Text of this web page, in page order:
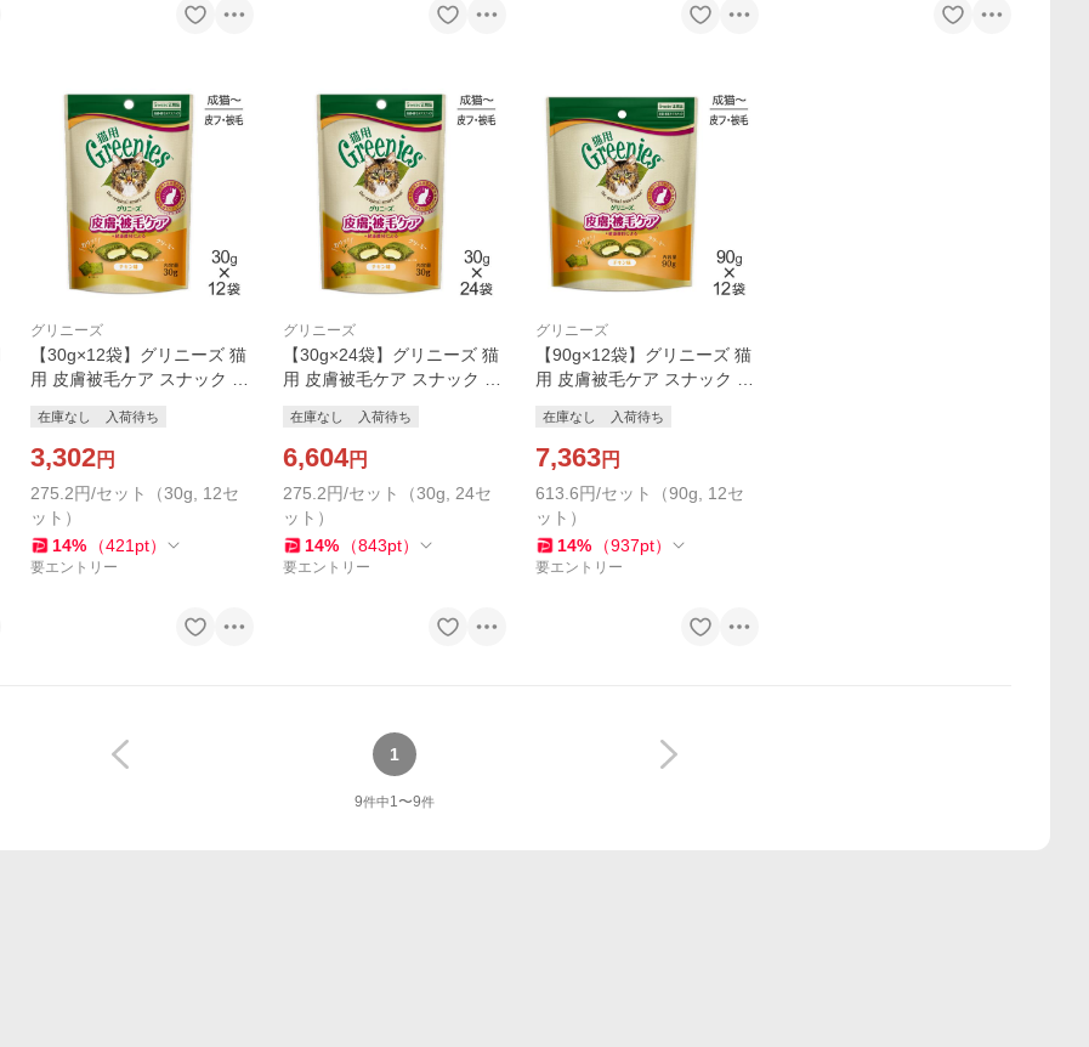
グリニーズ
【30g×12袋】グリニーズ 猫
用 皮膚被毛ケア スナック チ
品]
在庫なし 入荷待ち
3,302円
275.2円/セット（30g, 12セ
ット）
14% （421 pt）
要エントリー
グリニーズ
【30g×24袋】グリニーズ 猫
用 皮膚被毛ケア スナック チ
品]
在庫なし 入荷待ち
6,604円
275.2円/セット（30g, 24セ
ット）
14% （843pt）
要エントリー
グリニーズ
【90g×12袋】グリニーズ 猫
用 皮膚被毛ケア スナック チ
品]
在庫なし 入荷待ち
7,363円
613.6円/セット（90g, 12セ
ット）
14% （937pt）
要エントリー
1
9件中1〜9件